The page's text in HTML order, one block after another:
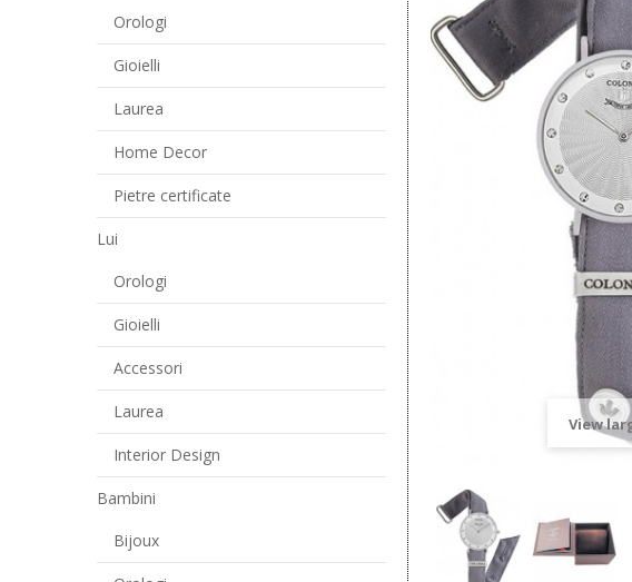
Orologi
Gioielli
Laurea
Home Decor
Pietre certificate
Lui
Orologi
Gioielli
Accessori
Laurea
Interior Design
Bambini
Bijoux
View